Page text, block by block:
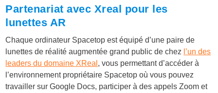
Partenariat avec Xreal pour les
lunettes AR
Chaque ordinateur Spacetop est équipé d’une paire de
lunettes de réalité augmentée grand public de chez l’un des
leaders du domaine XReal , vous permettant d’accéder à
l’environnement propriétaire Spacetop où vous pouvez
travailler sur Google Docs, participer à des appels Zoom et